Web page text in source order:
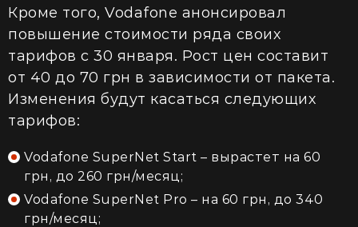
Кроме того, Vodafone анонсировал
повышение стоимости ряда своих
тарифов с 30 января. Рост цен составит
от 40 до 70 грн в зависимости от пакета.
Изменения будут касаться следующих
тарифов:
Vodafone SuperNet Start – вырастет на 60
грн, до 260 грн/месяц;
Vodafone SuperNet Pro – на 60 грн, до 340
грн/месяц;